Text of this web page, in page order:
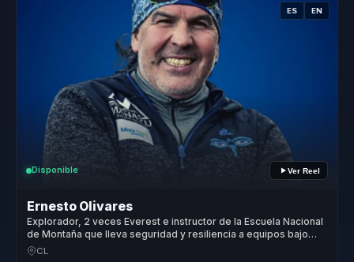
ES EN
Disponible Ver Reel
Ernesto Olivares
Explorador, 2 veces Everest e instructor de la Escuela Nacional
de Montaña que lleva seguridad y resiliencia a equipos bajo
presión.
CL